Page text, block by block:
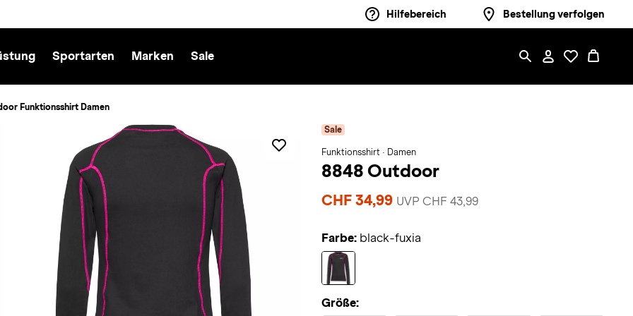
Hilfebereich Bestellung verfolgen
Sportarten Marken Sale
Funktionsshirt Damen
Sale
Funktionsshirt · Damen
8848 Outdoor
CHF 34,99 UVP CHF 43,99
Farbe: black-fuxia
Größe: